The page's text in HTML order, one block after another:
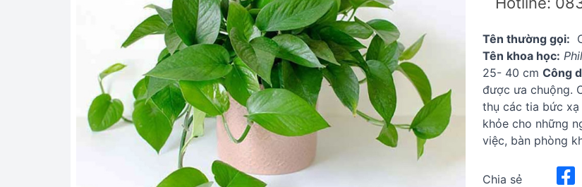
Tên thường gọi:
Tên khoa học:
25- 40 cm Công
được ưa chuộng.
thụ các tia bức
khỏe cho những
việc, bàn phòng
Chia sẻ